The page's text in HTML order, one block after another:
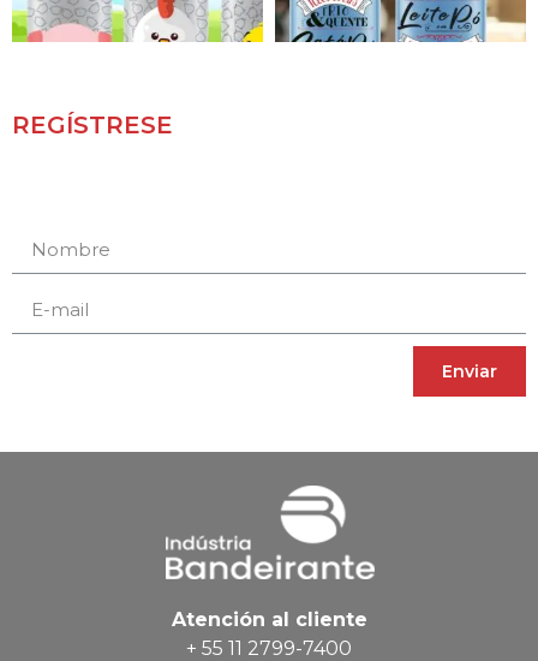
REGÍSTRESE
Enviar
Atención al cliente
+ 55 11 2799-7400